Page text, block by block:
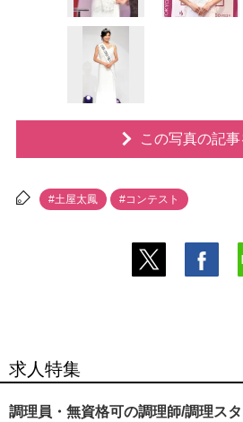
この写真の記
#土屋太鳳 #コンテスト
求人特集
調理員・無資格可の調理師/調理ス